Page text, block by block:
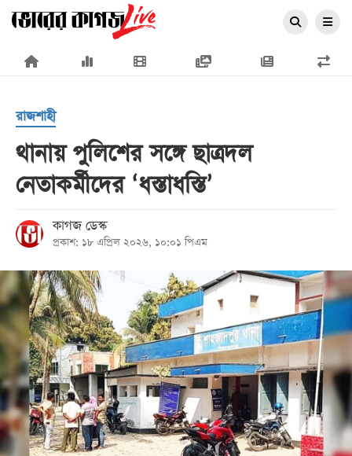
×
প্রচ্ছদ
জাতীয়
রাজনীতি
অর্থনীতি
আন্তর্জাতিক
সারাদেশ
খেলা
বিনোদন
লাইফ
স্টাইল
রাজশাহী
থানায় পুলিশের সঙ্গে ছাত্রদল
নেতাকর্মীদের ‘ধস্তাধস্তি’
কাগজ ডেস্ক
প্রকাশ: ১৮ এপ্রিল ২০২৬, ১০:০১ পিএম